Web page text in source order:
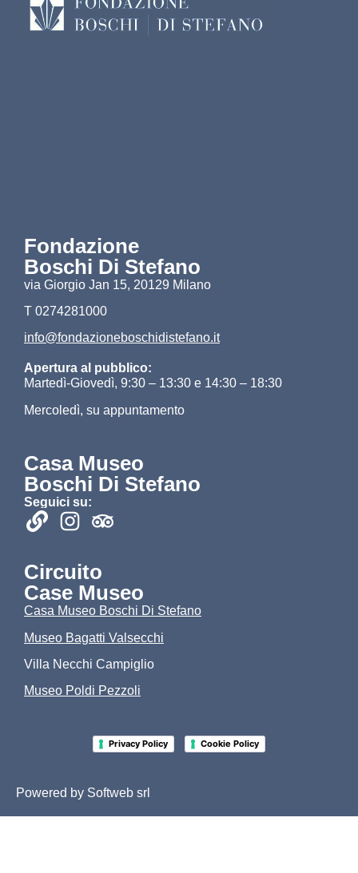
Fondazione
Boschi Di Stefano
via Giorgio Jan 15, 20129 Milano
T 0274281000
info@fondazioneboschidistefano.it
Apertura al pubblico:
Martedì-Giovedì, 9:30 – 13:30 e 14:30 – 18:30
Mercoledì, su appuntamento
Casa Museo
Boschi Di Stefano
Seguici su:
Circuito
Case Museo
Casa Museo Boschi Di Stefano
Museo Bagatti Valsecchi
Villa Necchi Campiglio
Museo Poldi Pezzoli
Privacy Policy Cookie Policy
Powered by Softweb srl